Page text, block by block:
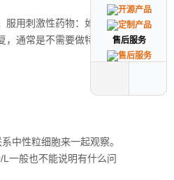
服用刺激性药物：如果目前
，通常是不需要做特殊调
中性粒细胞来一起观察。
一般也不能说明有什么问
售后服务
售后服务